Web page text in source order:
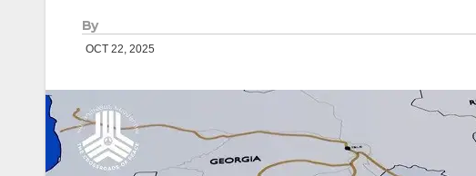
By
OCT 22, 2025